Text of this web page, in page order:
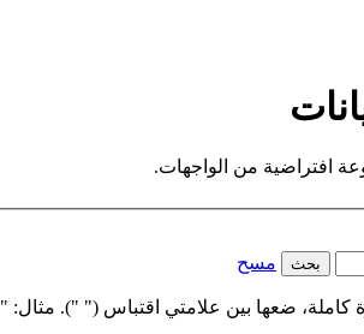
افتراضية من الواجهات.
بحث مسح
ضعها بين علامتي اقتباس (" "). مثال: